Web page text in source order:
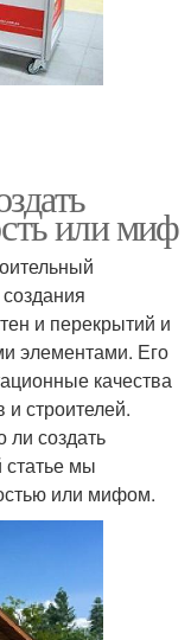
или миф
и перекрытий и
элементами. Его
качества
строителей.
создать
мы
или мифом.